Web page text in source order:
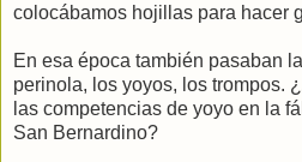
colocábamos hojillas para hacer
En esa época también pasaban
perinola, los yoyos, los trompos.
las competencias de yoyo en la
San Bernardino?